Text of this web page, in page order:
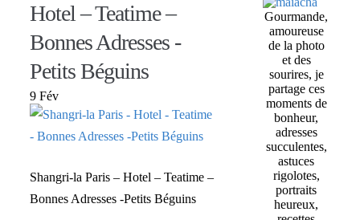
Hotel – Teatime –
Bonnes Adresses -
Petits Béguins
9 Fév
Shangri-la Paris – Hotel – Teatime –
Bonnes Adresses -Petits Béguins
Gourmande,
amoureuse
de la photo
et des
sourires, je
partage ces
moments de
bonheur,
adresses
succulentes,
astuces
rigolotes,
portraits
heureux,